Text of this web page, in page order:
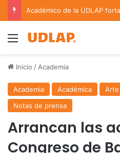
Menu
Inicio / Academia
Academia Académica Arte
Notas de prensa
Arrancan las
Congreso de